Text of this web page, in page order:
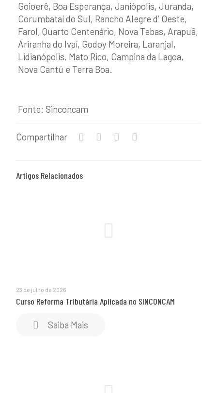
Goioerê, Boa Esperança, Janiópolis, Juranda,
Corumbataí do Sul, Rancho Alegre d’ Oeste,
Farol, Quarto Centenário, Nova Tebas, Arapuã,
Ariranha do Ivaí, Godoy Moreira, Laranjal,
Lidianópolis, Mato Rico, Campina da Lagoa,
Nova Cantú e Terra Boa.
Fonte: Sinconcam
Compartilhar
Artigos Relacionados
23 de julho de 2026
Curso Reforma Tributária Aplicada no SINCONCAM
Saiba Mais